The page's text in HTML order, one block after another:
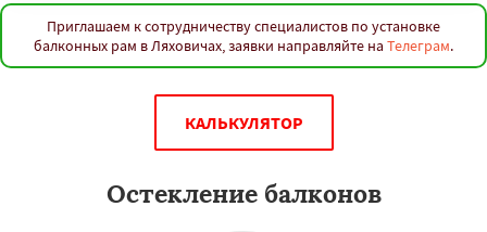
Приглашаем к сотрудничеству специалистов по установке
балконных рам в Ляховичах, заявки направляйте на Телеграм.
КАЛЬКУЛЯТОР
Остекление балконов